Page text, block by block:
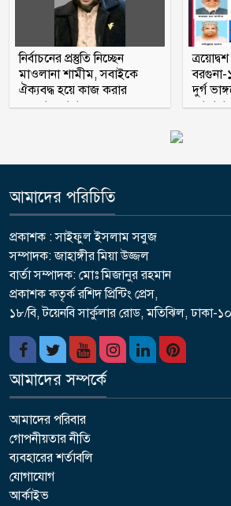
ক্রিয়েটর রিপন মিয়া
থাইল্যান্ডের স্কুলে
গুলিতে শিক্ষকসহ
নির্বাচনের প্রস্তুতি নিচ্ছেন
মাওলানা শামীম, সবাইকে
ঐক্যবদ্ধ হয়ে কাজ করার
অহব্বান জানান
দুর্গ
আমাদের পরিচিতি
প্রকাশক : সাইফুল ইসলাম সবুজ
সম্পাদক: জাহাঙ্গীর মিয়া উজ্জল
বার্তা সম্পাদক: মোঃ মিজানুর রহমান
প্রকাশক কতৃর্ক রশিদ প্রিন্টিং প্রেস,
১৮/বি, টয়েনবি সার্কুলার রোড, মতিঝিল, ঢাকা-
আমাদের সম্পর্কে
আমাদের পরিবার
গোপনীয়তার নীতি
ব্যবহারের শর্তাবলি
যোগাযোগ
আর্কাইভ